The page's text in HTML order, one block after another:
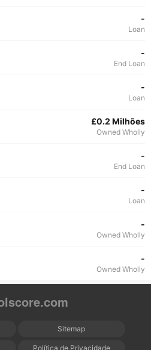
-
Loan
-
End Loan
-
Loan
£0.2 Milhões
Owned Wholly
-
End Loan
-
Loan
-
Owned Wholly
-
Owned Wholly
Sitemap
Política de Privacidade